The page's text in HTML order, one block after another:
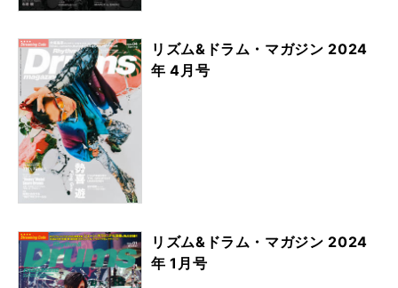
リズム&ドラム・マガジン 2024
年 4月号
リズム&ドラム・マガジン 2024
年 1月号